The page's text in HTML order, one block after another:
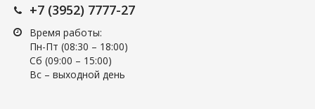
+7 (3952) 7777-27
Время работы:
Пн-Пт (08:30 – 18:00)
Cб (09:00 – 15:00)
Вс – выходной день